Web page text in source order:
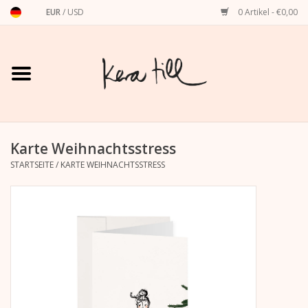
EUR/ USD 0 Artikel - €0,00
Startseite
Art Prints
Karte Weihnachtsstress
STARTSEITE/ KARTE WEIHNACHTSSTRESS